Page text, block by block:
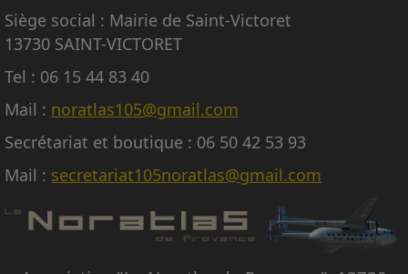
Siège social : Mairie de Saint-Victoret
13730 SAINT-VICTORET
Tel : 06 15 44 83 40
Mail : noratlas105@gmail.com
Secrétariat et boutique : 06 50 42 53 93
Mail : secretariat105noratlas@gmail.com